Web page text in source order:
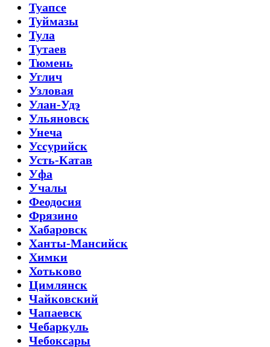
Туапсе
Туймазы
Тула
Тутаев
Тюмень
Углич
Узловая
Улан-Удэ
Ульяновск
Унеча
Уссурийск
Усть-Катав
Уфа
Учалы
Феодосия
Фрязино
Хабаровск
Ханты-Мансийск
Химки
Хотьково
Цимлянск
Чайковский
Чапаевск
Чебаркуль
Чебоксары